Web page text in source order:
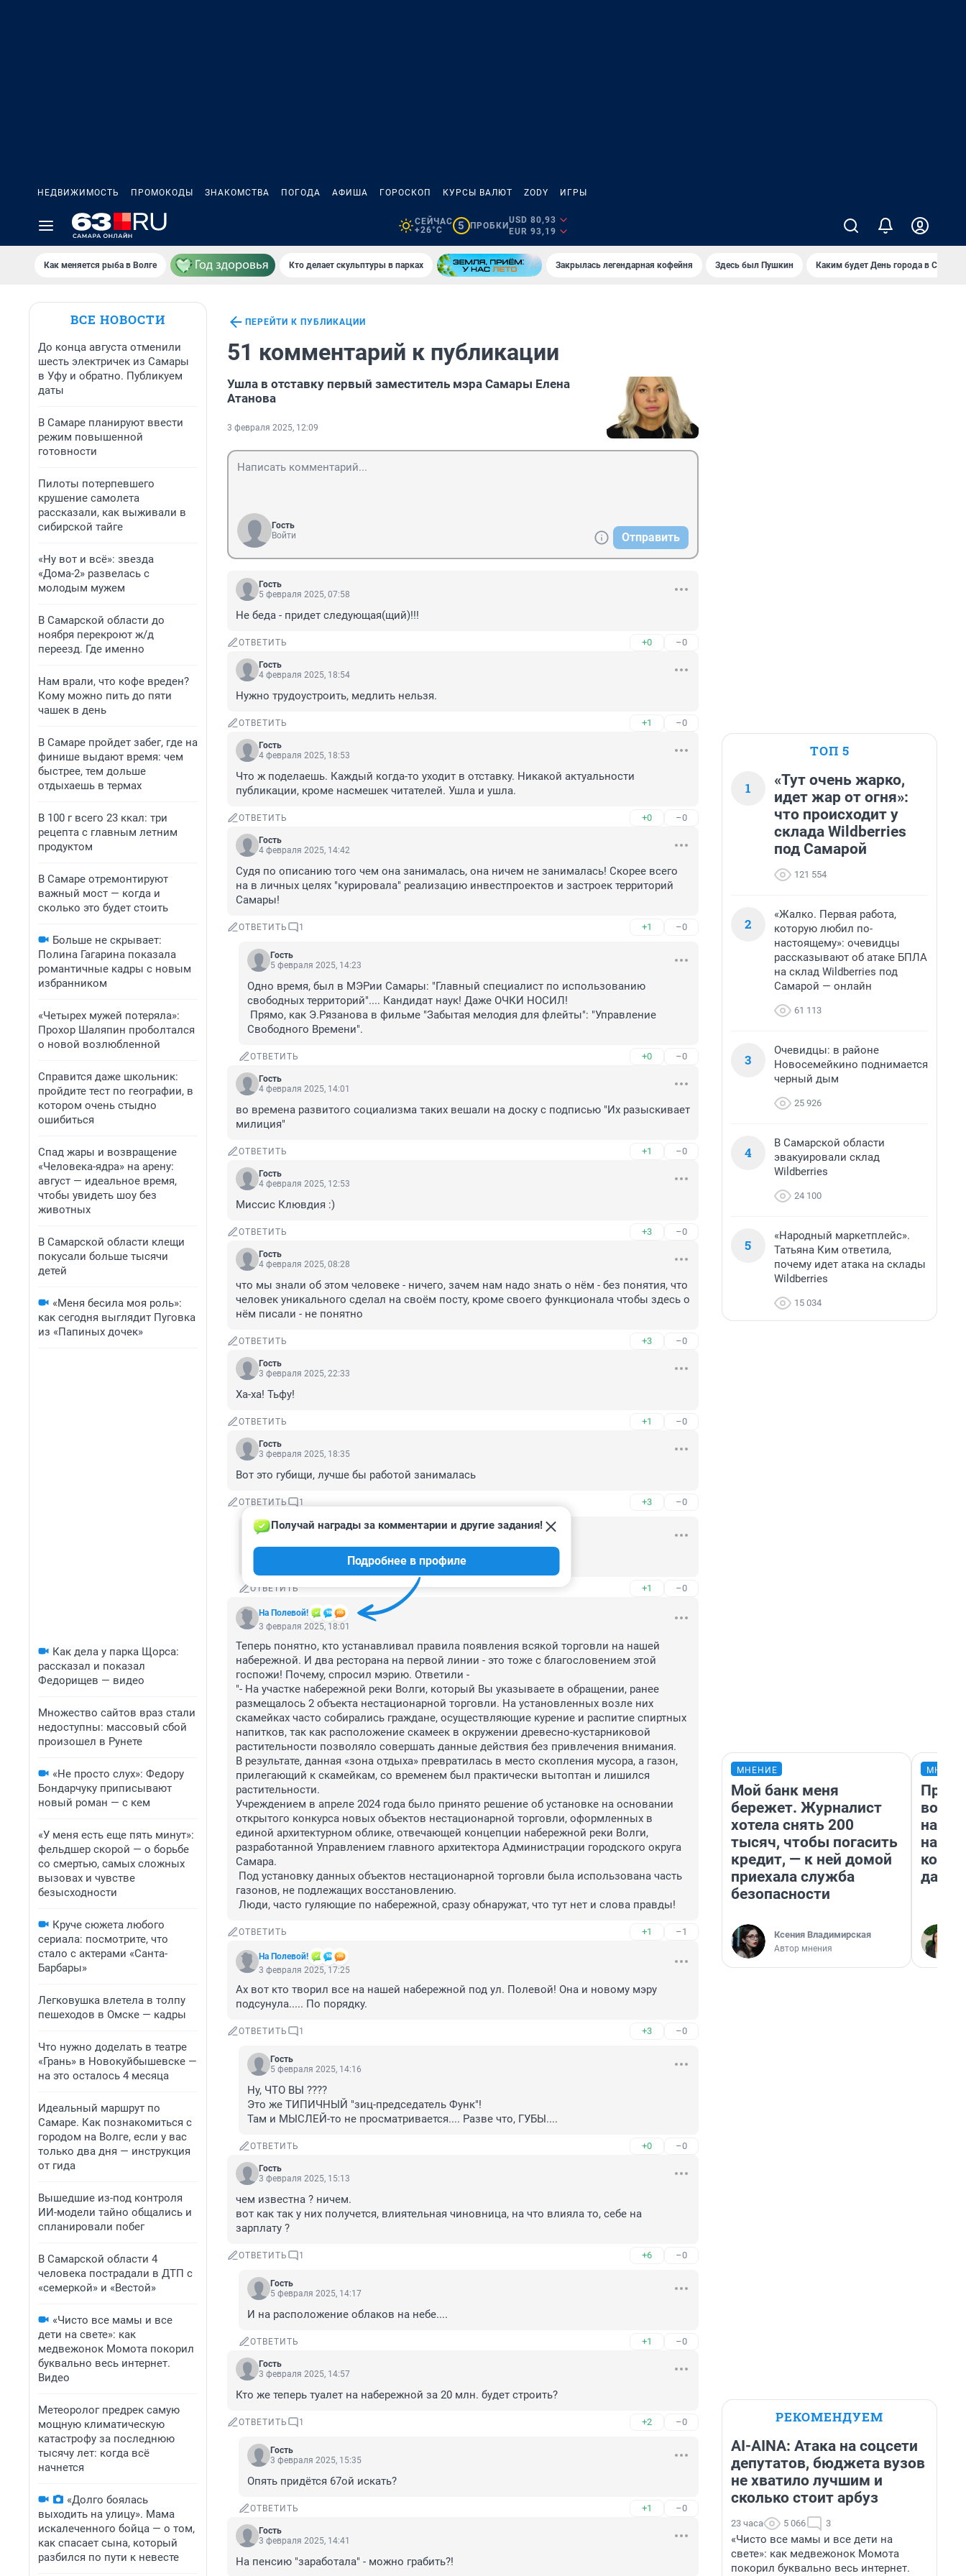
НЕДВИЖИМОСТЬ ПРОМОКОДЫ ЗНАКОМСТВА ПОГОДА АФИША ГОРОСКОП КУРСЫ ВАЛЮТ ZODY ИГРЫ
СЕЙЧАС
+26°C
5 ПРОБКИ
USD 80,93
EUR 93,19
Как меняется рыба в Волге Кто делает скульптуры в парках Закрылась легендарная кофейня Здесь был Пушкин Каким будет День города в Самаре
ВСЕ НОВОСТИ
До конца августа отменили
шесть электричек из Самары
в Уфу и обратно. Публикуем
даты
В Самаре планируют ввести
режим повышенной
готовности
Пилоты потерпевшего
крушение самолета
рассказали, как выживали в
сибирской тайге
«Ну вот и всё»: звезда
«Дома-2» развелась с
молодым мужем
В Самарской области до
ноября перекроют ж/д
переезд. Где именно
Нам врали, что кофе вреден?
Кому можно пить до пяти
чашек в день
В Самаре пройдет забег, где на
финише выдают время: чем
быстрее, тем дольше
отдыхаешь в термах
В 100 г всего 23 ккал: три
рецепта с главным летним
продуктом
В Самаре отремонтируют
важный мост — когда и
сколько это будет стоить
Больше не скрывает:
Полина Гагарина показала
романтичные кадры с новым
избранником
«Четырех мужей потеряла»:
Прохор Шаляпин проболтался
о новой возлюбленной
Справится даже школьник:
пройдите тест по географии, в
котором очень стыдно
ошибиться
Спад жары и возвращение
«Человека-ядра» на арену:
август — идеальное время,
чтобы увидеть шоу без
животных
В Самарской области клещи
покусали больше тысячи
детей
«Меня бесила моя роль»:
как сегодня выглядит Пуговка
из «Папиных дочек»
Как дела у парка Щорса:
рассказал и показал
Федорищев — видео
Множество сайтов враз стали
недоступны: массовый сбой
произошел в Рунете
«Не просто слух»: Федору
Бондарчуку приписывают
новый роман — с кем
«У меня есть еще пять минут»:
фельдшер скорой — о борьбе
со смертью, самых сложных
вызовах и чувстве
безысходности
Круче сюжета любого
сериала: посмотрите, что
стало с актерами «Санта-
Барбары»
Легковушка влетела в толпу
пешеходов в Омске — кадры
Что нужно доделать в театре
«Грань» в Новокуйбышевске —
на это осталось 4 месяца
Идеальный маршрут по
Самаре. Как познакомиться с
городом на Волге, если у вас
только два дня — инструкция
от гида
Вышедшие из-под контроля
ИИ-модели тайно общались и
спланировали побег
В Самарской области 4
человека пострадали в ДТП с
«семеркой» и «Вестой»
«Чисто все мамы и все
дети на свете»: как
медвежонок Момота покорил
буквально весь интернет.
Видео
Метеоролог предрек самую
мощную климатическую
катастрофу за последнюю
тысячу лет: когда всё
начнется
«Долго боялась
выходить на улицу». Мама
искалеченного бойца — о том,
как спасает сына, который
разбился по пути к невесте
ПЕРЕЙТИ К ПУБЛИКАЦИИ
51 комментарий к публикации
Ушла в отставку первый заместитель мэра Самары Елена
Атанова
3 февраля 2025, 12:09
Гость
Войти
Отправить
Гость
5 февраля 2025, 07:58
Не беда - придет следующая(щий)!!!
ОТВЕТИТЬ +0 –0
Гость
4 февраля 2025, 18:54
Нужно трудоустроить, медлить нельзя.
ОТВЕТИТЬ +1 –0
Гость
4 февраля 2025, 18:53
Что ж поделаешь. Каждый когда-то уходит в отставку. Никакой актуальности
публикации, кроме насмешек читателей. Ушла и ушла.
ОТВЕТИТЬ +0 –0
Гость
4 февраля 2025, 14:42
Судя по описанию того чем она занималась, она ничем не занималась! Скорее всего
на в личных целях "курировала" реализацию инвестпроектов и застроек территорий
Самары!
ОТВЕТИТЬ 1 +1 –0
Гость
5 февраля 2025, 14:23
Одно время, был в МЭРии Самары: "Главный специалист по использованию
свободных территорий".... Кандидат наук! Даже ОЧКИ НОСИЛ!
Свободного Времени".
ОТВЕТИТЬ +0 –0
Гость
4 февраля 2025, 14:01
во времена развитого социализма таких вешали на доску с подписью "Их разыскивает
милиция"
ОТВЕТИТЬ +1 –0
Гость
4 февраля 2025, 12:53
Миссис Клювдия :)
ОТВЕТИТЬ +3 –0
Гость
4 февраля 2025, 08:28
что мы знали об этом человеке - ничего, зачем нам надо знать о нём - без понятия, что
человек уникального сделал на своём посту, кроме своего функционала чтобы здесь о
нём писали - не понятно
ОТВЕТИТЬ +3 –0
Гость
3 февраля 2025, 22:33
Ха-ха! Тьфу!
ОТВЕТИТЬ +1 –0
Гость
3 февраля 2025, 18:35
Вот это губищи, лучше бы работой занималась
ОТВЕТИТЬ 1 +3 –0
Гость
А она бы спросила: " А это - КАК? Ну", работать"?
ОТВЕТИТЬ +1 –0
На Полевой!
Получай награды за комментарии и другие задания!
Подробнее в профиле
3 февраля 2025, 18:01
Теперь понятно, кто устанавливал правила появления всякой торговли на нашей
набережной. И два ресторана на первой линии - это тоже с благословением этой
госпожи! Почему, спросил мэрию. Ответили -
"- На участке набережной реки Волги, который Вы указываете в обращении, ранее
размещалось 2 объекта нестационарной торговли. На установленных возле них
скамейках часто собирались граждане, осуществляющие курение и распитие спиртных
напитков, так как расположение скамеек в окружении древесно-кустарниковой
растительности позволяло совершать данные действия без привлечения внимания.
В результате, данная «зона отдыха» превратилась в место скопления мусора, а газон,
прилегающий к скамейкам, со временем был практически вытоптан и лишился
растительности.
Учреждением в апреле 2024 года было принято решение об установке на основании
открытого конкурса новых объектов нестационарной торговли, оформленных в
единой архитектурном облике, отвечающей концепции набережной реки Волги,
разработанной Управлением главного архитектора Администрации городского округа
Самара.
газонов, не подлежащих восстановлению.
Люди, часто гуляющие по набережной, сразу обнаружат, что тут нет и слова правды!
ОТВЕТИТЬ +1 –1
На Полевой!
3 февраля 2025, 17:25
Ах вот кто творил все на нашей набережной под ул. Полевой! Она и новому мэру
подсунула..... По порядку.
ОТВЕТИТЬ 1 +3 –0
Гость
5 февраля 2025, 14:16
Ну, ЧТО ВЫ ????
Это же ТИПИЧНЫЙ "зиц-председатель Функ"!
Там и МЫСЛЕЙ-то не просматривается.... Разве что, ГУБЫ....
ОТВЕТИТЬ +0 –0
Гость
3 февраля 2025, 15:13
чем известна ? ничем.
вот как так у них получется, влиятельная чиновница, на что влияла то, себе на
зарплату ?
ОТВЕТИТЬ 1 +6 –0
Гость
5 февраля 2025, 14:17
И на расположение облаков на небе....
ОТВЕТИТЬ +1 –0
Гость
3 февраля 2025, 14:57
Кто же теперь туалет на набережной за 20 млн. будет строить?
ОТВЕТИТЬ 1 +2 –0
Гость
3 февраля 2025, 15:35
Опять придётся 67ой искать?
ОТВЕТИТЬ +1 –0
Гость
3 февраля 2025, 14:41
На пенсию "заработала" - можно грабить?!
ТОП 5
1
«Тут очень жарко,
идет жар от огня»:
что происходит у
склада Wildberries
под Самарой
121 554
2
«Жалко. Первая работа,
которую любил по-
настоящему»: очевидцы
рассказывают об атаке БПЛА
на склад Wildberries под
Самарой — онлайн
61 113
3
Очевидцы: в районе
Новосемейкино поднимается
черный дым
25 926
4
В Самарской области
эвакуировали склад
Wildberries
24 100
5
«Народный маркетплейс».
Татьяна Ким ответила,
почему идет атака на склады
Wildberries
15 034
МНЕНИЕ
Мой банк меня
бережет. Журналист
хотела снять 200
тысяч, чтобы погасить
кредит, — к ней домой
приехала служба
безопасности
Ксения Владимирская
Автор мнения
нам
даже
РЕКОМЕНДУЕМ
AI-AINA: Атака на соцсети
депутатов, бюджета вузов
не хватило лучшим и
сколько стоит арбуз
23 часа 5 066 3
«Чисто все мамы и все дети на
свете»: как медвежонок Момота
покорил буквально весь интернет.